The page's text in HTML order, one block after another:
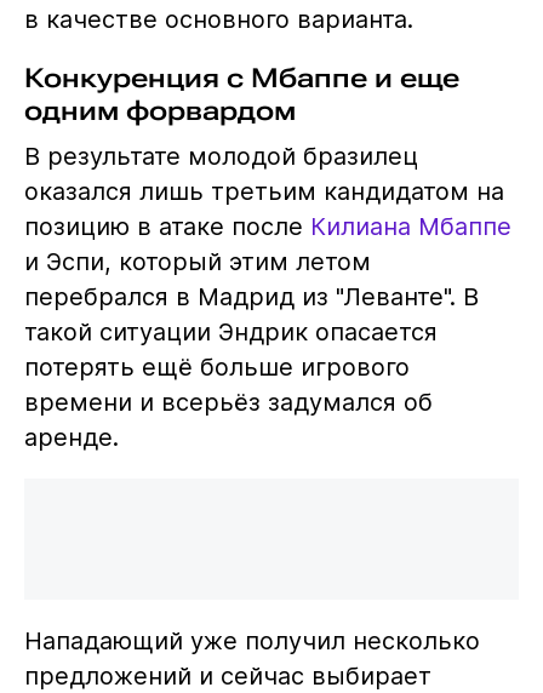
в качестве основного варианта.
Конкуренция с Мбаппе и еще
одним форвардом
В результате молодой бразилец
оказался лишь третьим кандидатом на
позицию в атаке после Килиана Мбаппе
и Эспи, который этим летом
перебрался в Мадрид из "Леванте". В
такой ситуации Эндрик опасается
потерять ещё больше игрового
времени и всерьёз задумался об
аренде.
Нападающий уже получил несколько
предложений и сейчас выбирает